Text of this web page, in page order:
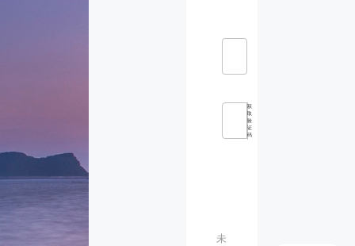
获
取
验
证
码
未